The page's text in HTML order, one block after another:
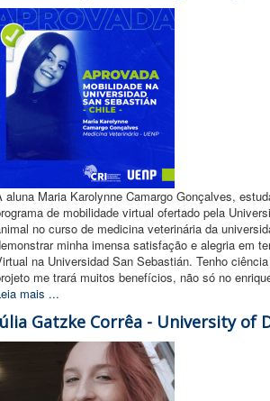
aluna Maria Karolynne Camargo Gonçalves,
de mobilidade virtual ofertado pela
no curso de medicina veterinária da
minha imensa satisfação e alegria em
na Universidad San Sebastián. Tenho
me trará muitos benefícios, não só no
mais ...
Gatzke Corrêa - University of